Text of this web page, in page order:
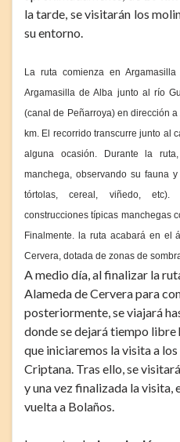
la tarde, se visitarán los
su entorno.
La ruta comienza en
Argamasilla de Alba junto al río
(canal de Peñarroya) en dirección
km. El recorrido transcurre junto al
alguna ocasión. Durante la
manchega, observando su fauna
tórtolas, cereal, viñedo, etc).
construcciones típicas manchegas
Finalmente. la ruta acabará en el
Cervera, dotada de zonas de
A medio día, al finalizar la
Alameda de Cervera para
posteriormente, se viajará
donde se dejará tiempo libre
que iniciaremos la visita a
Criptana. Tras ello, se
y una vez finalizada la visita,
vuelta a Bolaños.